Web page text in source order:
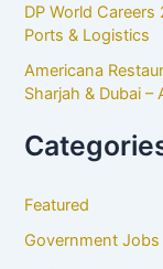
DP World
Ports & Logistics
Americana
Sharjah & Dubai –
Featured
Government Jobs